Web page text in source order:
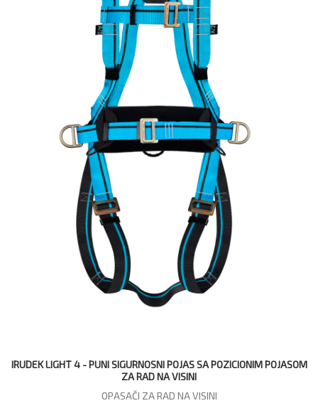
IRUDEK LIGHT 4 - PUNI SIGURNOSNI POJAS SA POZICIONIM POJASOM
ZA RAD NA VISINI
OPASAČI ZA RAD NA VISINI